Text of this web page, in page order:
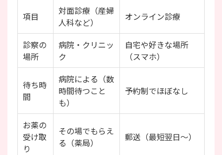
項目
対面診療（産婦
人科など）
オンライン診療
診察の
場所
病院・クリニッ
ク
自宅や好きな場所
（スマホ）
待ち時
間
病院による（数
時間待つこと
も）
予約制でほぼなし
お薬の
受け取
り
その場でもらえ
る（薬局）
郵送（最短翌日～）